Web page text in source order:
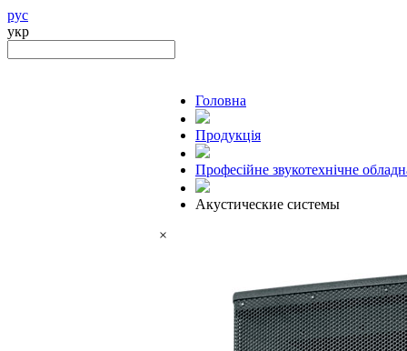
рус
укр
Головна
Продукцiя
Професійне звукотехнічне
Акустические системы
×